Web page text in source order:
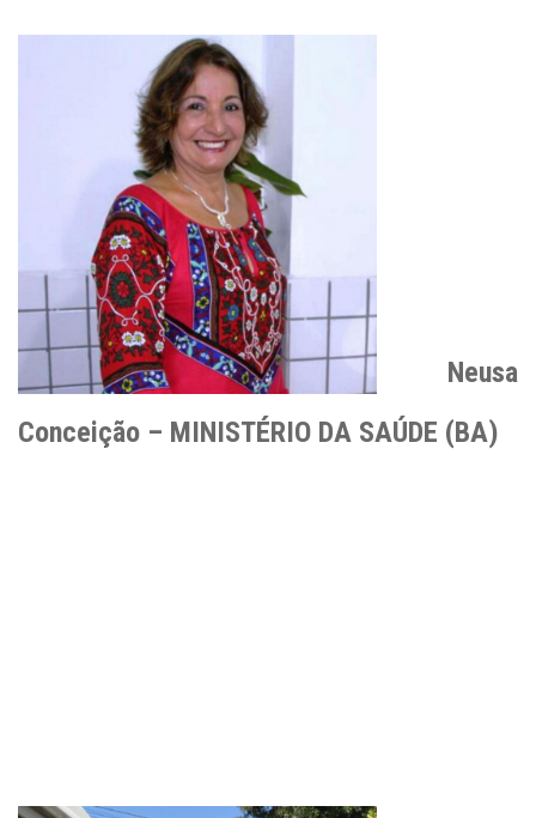
Neusa
Conceição – MINISTÉRIO DA SAÚDE (BA)